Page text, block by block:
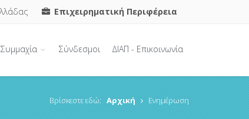
Επιχειρηματική Περιφέρεια
Συμμαχία Σύνδεσμοι ΔΙΑΠ - Επικοινωνία
Βρίσκεστε εδώ: Αρχική Ενημέρωση